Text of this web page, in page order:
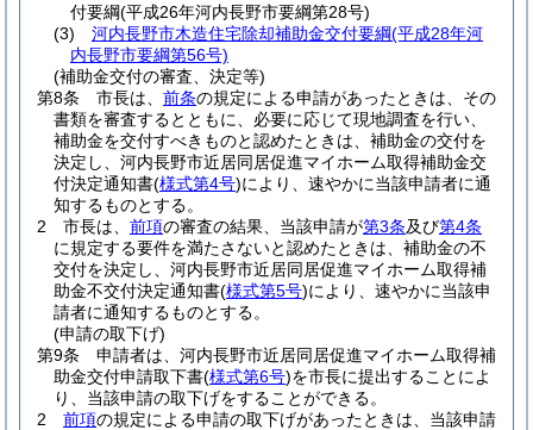
付要綱(平成26年河内長野市要綱第28号)
(3)
河内長野市木造住宅除却補助金交付要綱(平成28年河
内長野市要綱第56号)
(補助金交付の審査、決定等)
第8条
市長は、 前条の規定による申請があったときは、その
書類を審査するとともに、必要に応じて現地調査を行い、
補助金を交付すべきものと認めたときは、補助金の交付を
決定し、河内長野市近居同居促進マイホーム取得補助金交
付決定通知書(様式第4号)により、速やかに当該申請者に通
知するものとする。
2
市長は、 前項の審査の結果、当該申請が第3条及び第4条
に規定する要件を満たさないと認めたときは、補助金の不
交付を決定し、河内長野市近居同居促進マイホーム取得補
助金不交付決定通知書(様式第5号)により、速やかに当該申
請者に通知するものとする。
(申請の取下げ)
第9条
申請者は、河内長野市近居同居促進マイホーム取得補
助金交付申請取下書(様式第6号)を市長に提出することによ
り、当該申請の取下げをすることができる。
2
前項の規定による申請の取下げがあったときは、当該申請